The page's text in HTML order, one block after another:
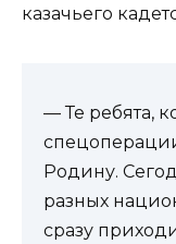
казачьего
— Те ребята,
Родину.
разных
сразу